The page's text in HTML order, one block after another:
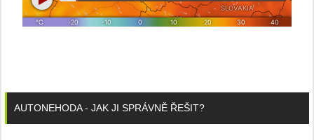
AUTONEHODA - JAK JI SPRÁVNĚ ŘEŠIT?